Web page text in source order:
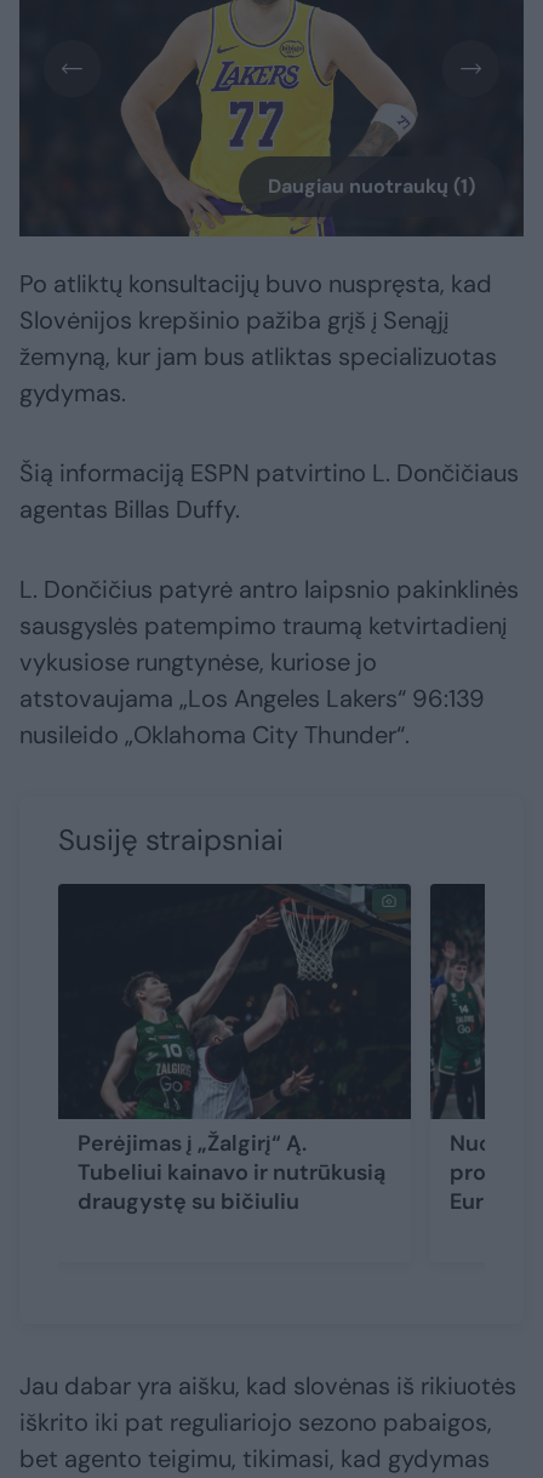
Daugiau nuotraukų (1)
Po atliktų konsultacijų buvo nuspręsta, kad
Slovėnijos krepšinio pažiba grįš į Senąjį
žemyną, kur jam bus atliktas specializuotas
gydymas.
Šią informaciją ESPN patvirtino L. Dončičiaus
agentas Billas Duffy.
L. Dončičius patyrė antro laipsnio pakinklinės
sausgyslės patempimo traumą ketvirtadienį
vykusiose rungtynėse, kuriose jo
atstovaujama „Los Angeles Lakers“ 96:139
nusileido „Oklahoma City Thunder“.
Susiję straipsniai
Perėjimas į „Žalgirį“ Ą.
Tubeliui kainavo ir nutrūkusią
draugystę su bičiuliu
Jau dabar yra aišku, kad slovėnas iš rikiuotės
iškrito iki pat reguliariojo sezono pabaigos,
bet agento teigimu, tikimasi, kad gydymas